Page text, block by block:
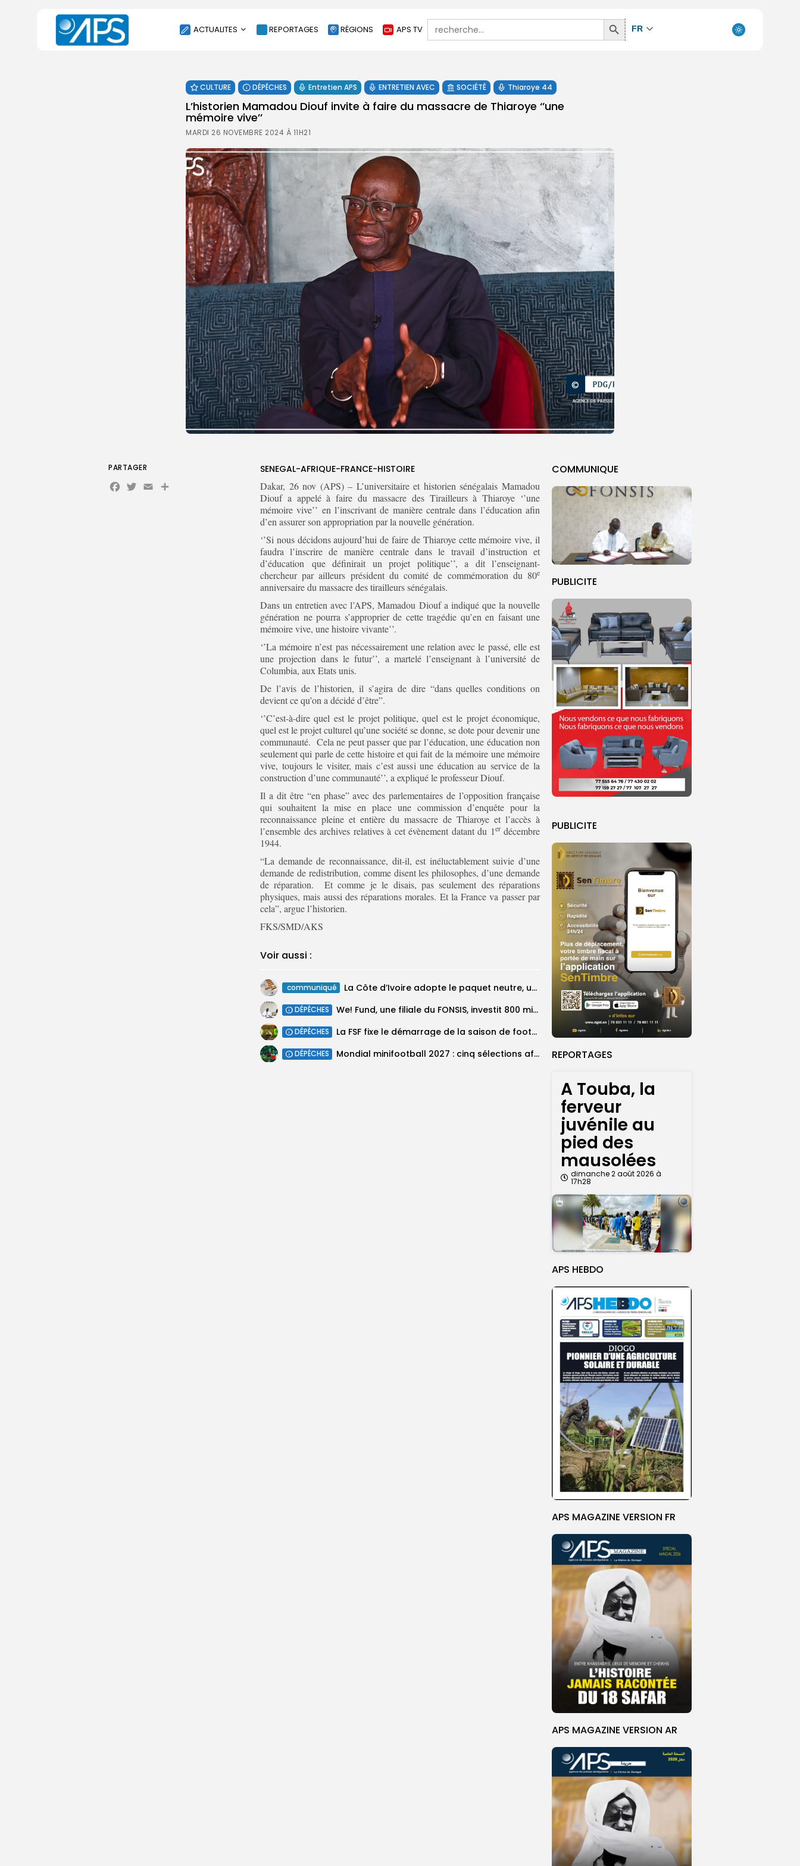
ACTUALITES
SOCIÉTÉ
ÉCONOMIE
CULTURE
ENVIRONNEMENT
INTERNATIONAL
AGENDA
SANTE
REPORTAGES RÉGIONS APS TV
Search
for:
Search
Button
FR
CULTURE DÉPÊCHES Entretien APS ENTRETIEN AVEC SOCIÉTÉ Thiaroye 44
L’historien Mamadou Diouf invite à faire du massacre de Thiaroye ‘’une
mémoire vive’’
MARDI 26 NOVEMBRE 2024 À 11H21
COMMUNIQUE
PUBLICITE
PUBLICITE
REPORTAGES
A Touba, la
ferveur
juvénile au
pied des
mausolées
dimanche 2 août 2026 à
17h28
APS HEBDO
APS MAGAZINE VERSION FR
APS MAGAZINE VERSION AR
SENEGAL-AFRIQUE-FRANCE-HISTOIRE
Dakar, 26 nov (APS) – L’universitaire et historien sénégalais Mamadou
Diouf a appelé à faire du massacre des Tirailleurs à Thiaroye ‘’une
mémoire vive’’ en l’inscrivant de manière centrale dans l’éducation afin
d’en assurer son appropriation par la nouvelle génération.
‘’Si nous décidons aujourd’hui de faire de Thiaroye cette mémoire vive, il
faudra l’inscrire de manière centrale dans le travail d’instruction et
d’éducation que définirait un projet politique’’, a dit l’enseignant-
chercheur par ailleurs président du comité de commémoration du 80e
anniversaire du massacre des tirailleurs sénégalais.
Dans un entretien avec l’APS, Mamadou Diouf a indiqué que la nouvelle
génération ne pourra s’approprier de cette tragédie qu’en en faisant une
mémoire vive, une histoire vivante’’.
‘’La mémoire n’est pas nécessairement une relation avec le passé, elle est
une projection dans le futur’’, a martelé l’enseignant à l’université de
Columbia, aux Etats unis.
De l’avis de l’historien, il s’agira de dire “dans quelles conditions on
devient ce qu’on a décidé d’être”.
‘’C’est-à-dire quel est le projet politique, quel est le projet économique,
quel est le projet culturel qu’une société se donne, se dote pour devenir une
communauté. Cela ne peut passer que par l’éducation, une éducation non
seulement qui parle de cette histoire et qui fait de la mémoire une mémoire
vive, toujours le visiter, mais c’est aussi une éducation au service de la
construction d’une communauté’’, a expliqué le professeur Diouf.
Il a dit être “en phase” avec des parlementaires de l’opposition française
qui souhaitent la mise en place une commission d’enquête pour la
reconnaissance pleine et entière du massacre de Thiaroye et l’accès à
l’ensemble des archives relatives à cet évènement datant du 1erdécembre
1944.
“La demande de reconnaissance, dit-il, est inéluctablement suivie d’une
demande de redistribution, comme disent les philosophes, d’une demande
de réparation. Et comme je le disais, pas seulement des réparations
physiques, mais aussi des réparations morales. Et la France va passer par
cela”, argue l’historien.
FKS/SMD/AKS
Voir aussi :
communiqué La Côte d’Ivoire adopte le paquet neutre, un outil de renforcement de...
DÉPÊCHES We! Fund, une filiale du FONSIS, investit 800 millions de francs CFA...
DÉPÊCHES ‎La FSF fixe le démarrage de la saison de football au 30...
DÉPÊCHES ‎Mondial minifootball 2027 : cinq sélections africaines déjà qualifiées, trois billets encore...
PARTAGER
Facebook
Twitter
EmailPartager